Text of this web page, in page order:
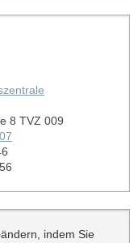
8 TVZ 009
indem Sie